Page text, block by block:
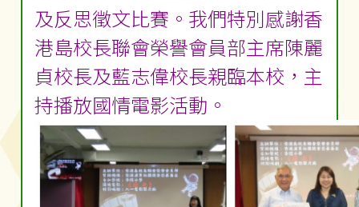
及反思徵文比賽。我們特別感謝香
港島校長聯會榮譽會員部主席陳麗
貞校長及藍志偉校長親臨本校，主
持播放國情電影活動。